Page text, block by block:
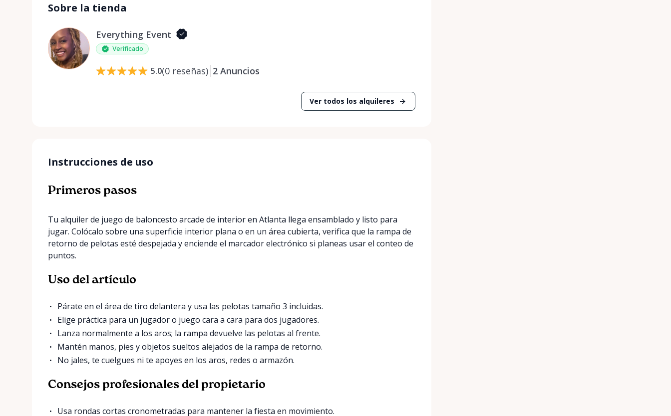
Sobre la tienda
Everything Event
Verificado
5.0(0 reseñas) 2 Anuncios
Ver todos los alquileres
Instrucciones de uso
Primeros pasos
Tu alquiler de juego de baloncesto arcade de interior en Atlanta llega ensamblado y listo para
jugar. Colócalo sobre una superficie interior plana o en un área cubierta, verifica que la rampa de
retorno de pelotas esté despejada y enciende el marcador electrónico si planeas usar el conteo de
puntos.
Uso del artículo
Párate en el área de tiro delantera y usa las pelotas tamaño 3 incluidas.
Elige práctica para un jugador o juego cara a cara para dos jugadores.
Lanza normalmente a los aros; la rampa devuelve las pelotas al frente.
Mantén manos, pies y objetos sueltos alejados de la rampa de retorno.
No jales, te cuelgues ni te apoyes en los aros, redes o armazón.
Consejos profesionales del propietario
Usa rondas cortas cronometradas para mantener la fiesta en movimiento.